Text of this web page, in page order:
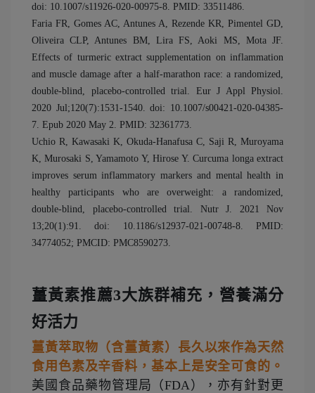
doi: 10.1007/s11926-020-00975-8. PMID: 33511486.
Faria FR, Gomes AC, Antunes A, Rezende KR, Pimentel GD,
Oliveira CLP, Antunes BM, Lira FS, Aoki MS, Mota JF.
Effects of turmeric extract supplementation on inflammation
and muscle damage after a half-marathon race: a randomized,
double-blind, placebo-controlled trial. Eur J Appl Physiol.
2020 Jul;120(7):1531-1540. doi: 10.1007/s00421-020-04385-
7. Epub 2020 May 2. PMID: 32361773.
Uchio R, Kawasaki K, Okuda-Hanafusa C, Saji R, Muroyama
K, Murosaki S, Yamamoto Y, Hirose Y. Curcuma longa extract
improves serum inflammatory markers and mental health in
healthy participants who are overweight: a randomized,
double-blind, placebo-controlled trial. Nutr J. 2021 Nov
13;20(1):91. doi: 10.1186/s12937-021-00748-8. PMID:
34774052; PMCID: PMC8590273.
薑黃素推薦3大族群補充，營養滿分
好活力
薑黃萃取物（含薑黃素）長久以來作為天然
食用色素及辛香料，基本上是安全可食的。
美國食品藥物管理局（FDA），亦有針對更